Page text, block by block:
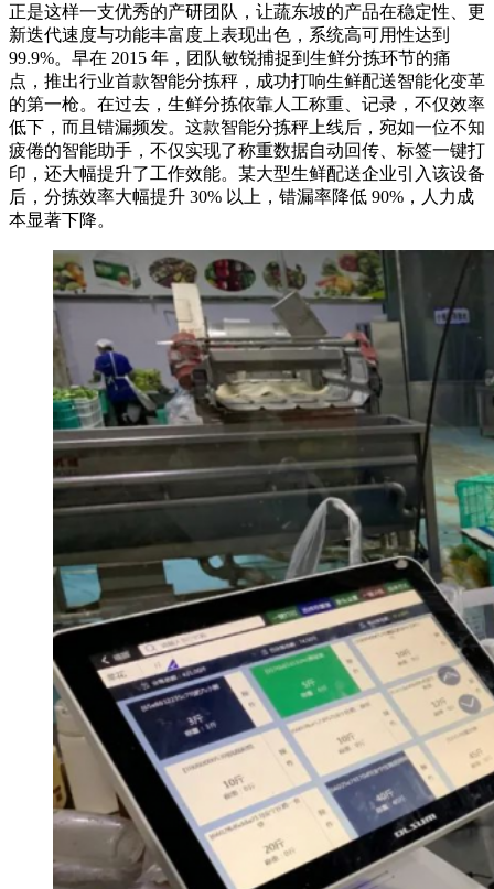
正是这样一支优秀的产研团队，让蔬东坡的产品在稳定性、更
新迭代速度与功能丰富度上表现出色，系统高可用性达到
99.9%。早在 2015 年，团队敏锐捕捉到生鲜分拣环节的痛
点，推出行业首款智能分拣秤，成功打响生鲜配送智能化变革
的第一枪。在过去，生鲜分拣依靠人工称重、记录，不仅效率
低下，而且错漏频发。这款智能分拣秤上线后，宛如一位不知
疲倦的智能助手，不仅实现了称重数据自动回传、标签一键打
印，还大幅提升了工作效能。某大型生鲜配送企业引入该设备
后，分拣效率大幅提升 30% 以上，错漏率降低 90%，人力成
本显著下降。